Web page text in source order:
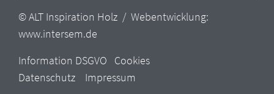
© ALT Inspiration Holz / Webentwicklung:
www.intersem.de
Information DSGVO
Cookies
Datenschutz
Impressum